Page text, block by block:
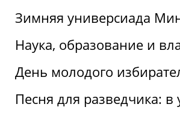
Зимняя универсиада
Наука, образование и
День молодого
Песня для разведчика: